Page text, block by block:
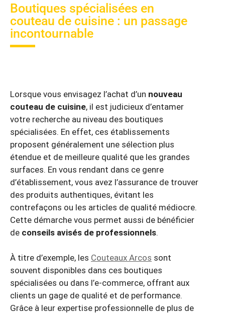
Boutiques spécialisées en
couteau de cuisine : un passage
incontournable
Lorsque vous envisagez l’achat d’un nouveau
couteau de cuisine, il est judicieux d’entamer
votre recherche au niveau des boutiques
spécialisées. En effet, ces établissements
proposent généralement une sélection plus
étendue et de meilleure qualité que les grandes
surfaces. En vous rendant dans ce genre
d’établissement, vous avez l’assurance de trouver
des produits authentiques, évitant les
contrefaçons ou les articles de qualité médiocre.
Cette démarche vous permet aussi de bénéficier
de conseils avisés de professionnels.
À titre d’exemple, les Couteaux Arcos sont
souvent disponibles dans ces boutiques
spécialisées ou dans l’e-commerce, offrant aux
clients un gage de qualité et de performance.
Grâce à leur expertise professionnelle de plus de